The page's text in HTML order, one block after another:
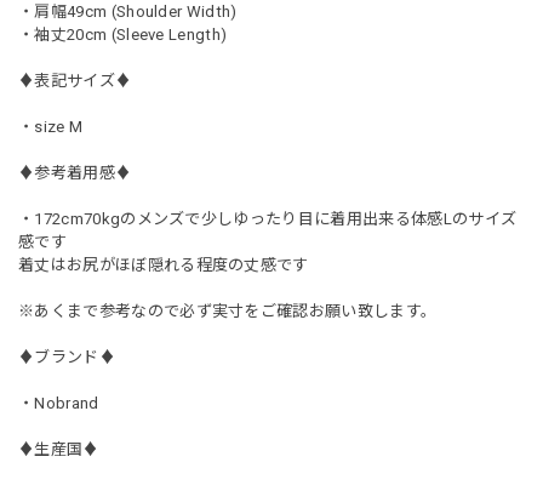
・肩幅49cm (Shoulder Width)
・袖丈20cm (Sleeve Length)
♦︎表記サイズ♦︎
・size M
♦︎参考着用感♦︎
・172cm70kgのメンズで少しゆったり目に着用出来る体感Lのサイズ
感です
着丈はお尻がほぼ隠れる程度の丈感です
※あくまで参考なので必ず実寸をご確認お願い致します。
♦︎ブランド♦︎
・Nobrand
♦︎生産国♦︎